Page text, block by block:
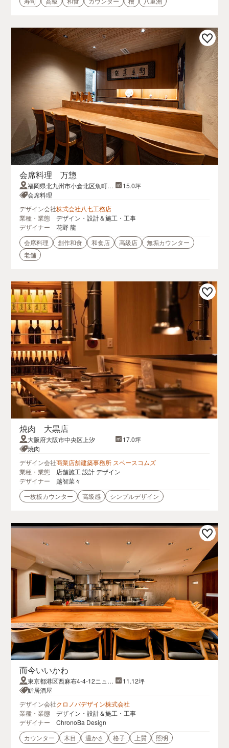
会席料理 万惣
福岡県北九州市小倉北区魚町4-
2-4魚町グリーンビル3F
15.0坪
会席料理
デザイン会社株式会社八七工務店
業種・業態
デザイン・設計＆施工・工事
デザイナー
花野 龍
会席料理
創作和食 和食店 高級店
無垢カウンター
老舗
焼肉 大黒店
大阪府大阪市中央区上汐
17.0坪
焼肉
デザイン会社商業店舗建築事務所 スペースコムズ
業種・業態
店舗施工 設計 デザイン
デザイナー
越智菜々
一枚板カウンター
高級感 シンプルデザイン
而今いいかわ
東京都港区西麻布4-4-12ニュー
西麻布ビル 4F
11.12坪
鮨居酒屋
デザイン会社クロノバデザイン株式会社
業種・業態
デザイン・設計＆施工・工事
デザイナー
ChronoBa Design
カウンター
木目 温かさ 格子 上質 照明